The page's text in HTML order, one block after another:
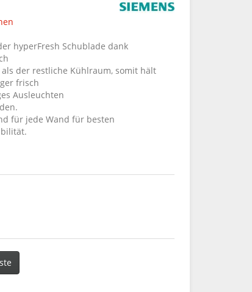
hyperFresh Schublade dank
als der restliche Kühlraum, somit hält
frisch
Ausleuchten
für jede Wand für besten